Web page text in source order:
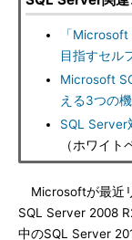
「
目指すセル
Microsoft
える3つの
SQL Server
（ホワイト
Microsoftが最近
SQL Server 2008
中のSQL Server